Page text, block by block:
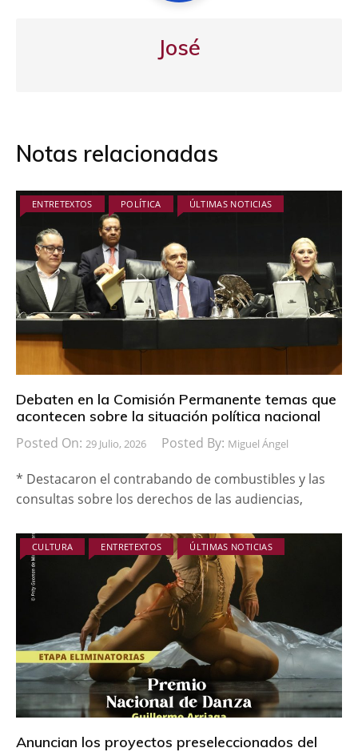
José
Notas relacionadas
ENTRETEXTOS POLÍTICA ÚLTIMAS NOTICIAS
Debaten en la Comisión Permanente temas que
acontecen sobre la situación política nacional
Posted On: 29 Julio, 2026 Posted By: Miguel Ángel
* Destacaron el contrabando de combustibles y las
consultas sobre los derechos de las audiencias,
CULTURA ENTRETEXTOS ÚLTIMAS NOTICIAS
Anuncian los proyectos preseleccionados del